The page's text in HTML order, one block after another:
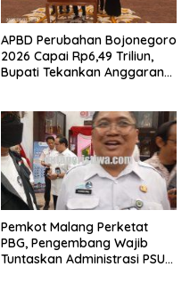
APBD Perubahan Bojonegoro
2026 Capai Rp6,49 Triliun,
Bupati Tekankan Anggaran
Pemkot Malang Perketat
PBG, Pengembang Wajib
Tuntaskan Administrasi PSU